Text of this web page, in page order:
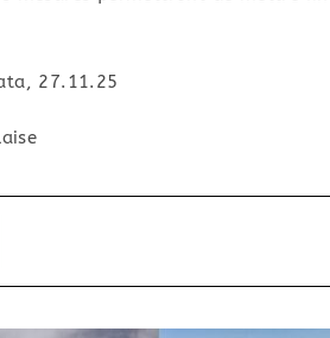
27.11.25